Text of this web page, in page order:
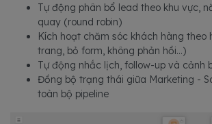
Tự động phân bổ lead theo khu vực,
quay (round robin)
Kích hoạt chăm sóc khách hàng theo
trang, bỏ form, không phản hồi…)
Tự động nhắc lịch, follow-up và cảnh
Đồng bộ trạng thái giữa Marketing -
toàn bộ pipeline